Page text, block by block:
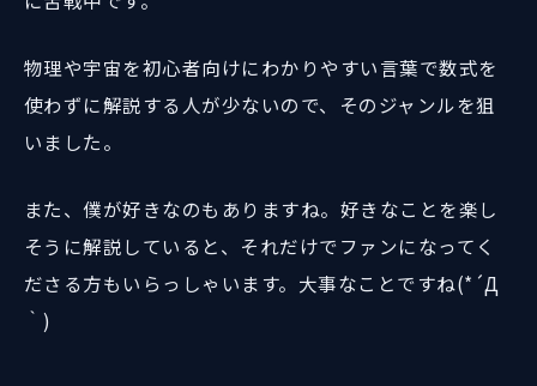
物理や宇宙を初心者向けにわかりやすい言葉で数式を
使わずに解説する人が少ないので、そのジャンルを狙
いました。
また、僕が好きなのもありますね。好きなことを楽し
そうに解説していると、それだけでファンになってく
ださる方もいらっしゃいます。大事なことですね(*´Д
｀)